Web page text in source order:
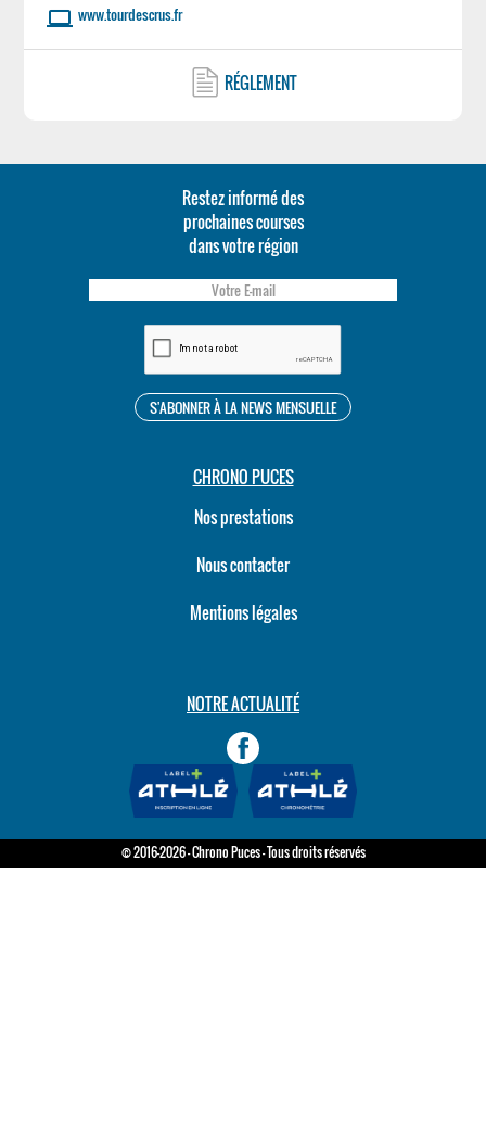
laptop www.tourdescrus.fr
RÉGLEMENT
Restez informé des
prochaines courses
dans votre région
CHRONO PUCES
Nos prestations
Nous contacter
Mentions légales
NOTRE ACTUALITÉ
© 2016-2026 - Chrono Puces - Tous droits réservés